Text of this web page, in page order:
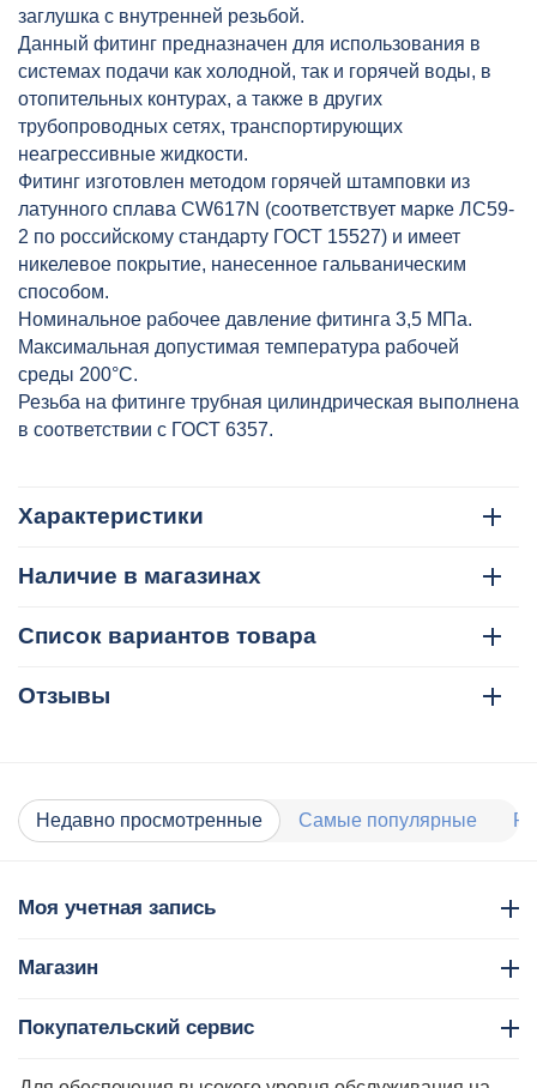
заглушка с внутренней резьбой.
Данный фитинг предназначен для использования в
системах подачи как холодной, так и горячей воды, в
отопительных контурах, а также в других
трубопроводных сетях, транспортирующих
неагрессивные жидкости.
Фитинг изготовлен методом горячей штамповки из
латунного сплава CW617N (соответствует марке ЛС59-
2 по российскому стандарту ГОСТ 15527) и имеет
никелевое покрытие, нанесенное гальваническим
способом.
Номинальное рабочее давление фитинга 3,5 МПа.
Максимальная допустимая температура рабочей
среды 200°C.
Резьба на фитинге трубная цилиндрическая выполнена
в соответствии с ГОСТ 6357.
Характеристики
Наличие в магазинах
Список вариантов товара
Отзывы
Недавно просмотренные Самые популярные
Моя учетная запись
Магазин
Покупательский сервис